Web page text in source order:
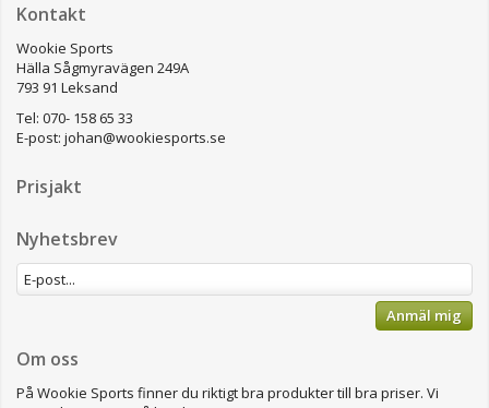
Kontakt
Wookie Sports
Hälla Sågmyravägen 249A
793 91 Leksand
Tel: 070- 158 65 33
E-post: johan@wookiesports.se
Prisjakt
Nyhetsbrev
Anmäl mig
Om oss
På Wookie Sports finner du riktigt bra produkter till bra priser. Vi